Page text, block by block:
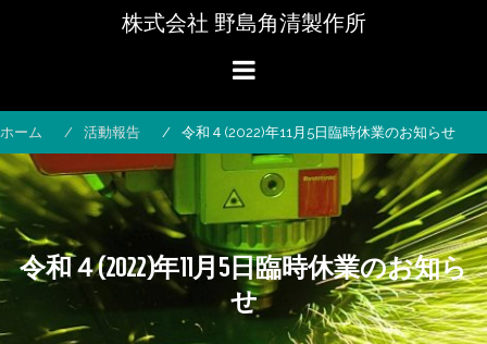
ツ
へ
ス
キ
ッ
プ
株式会社 野島角清製作所
ホーム 活動報告 令和４(2022)年11月5日臨時休業のお知らせ
令和４(2022)年11月5日臨時休業のお知ら
せ